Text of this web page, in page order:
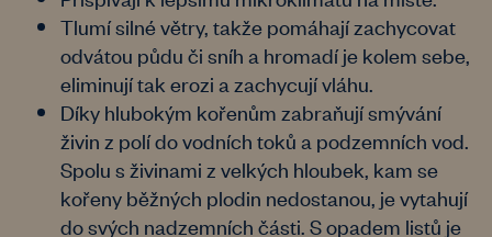
Tlumí silné větry, takže pomáhají zachycovat
odvátou půdu či sníh a hromadí je kolem sebe,
eliminují tak erozi a zachycují vláhu.
Díky hlubokým kořenům zabraňují smývání
živin z polí do vodních toků a podzemních vod.
Spolu s živinami z velkých hloubek, kam se
kořeny běžných plodin nedostanou, je vytahují
do svých nadzemních části. S opadem listů je